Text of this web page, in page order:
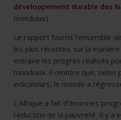
développement durable des
mondiaux).
Le rapport fournit l’ensemble
les plus récentes sur la
entrave les progrès réalisés
mondiaux. Il montre que, selon
indicateurs, le monde a
L’Afrique a fait d’énormes
réduction de la pauvreté. Il y a